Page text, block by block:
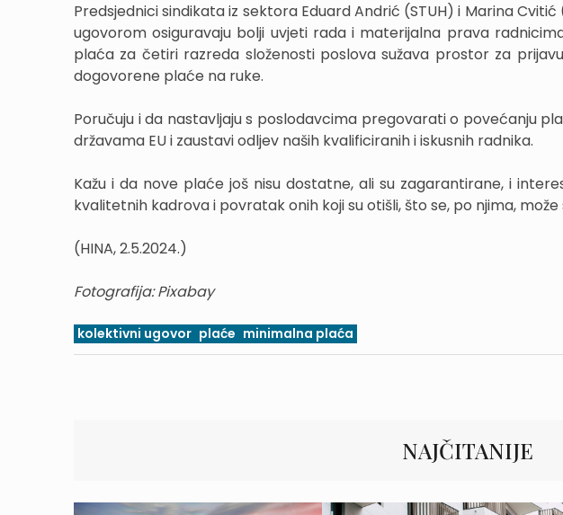
Predsjednici sindikata iz sektora Eduard Andrić (STUH) i Marina
ugovorom osiguravaju bolji uvjeti rada i materijalna prava
plaća za četiri razreda složenosti poslova sužava prostor za
dogovorene plaće na ruke.
Poručuju i da nastavljaju s poslodavcima pregovarati o povećanju
državama EU i zaustavi odljev naših kvalificiranih i iskusnih radnika.
Kažu i da nove plaće još nisu dostatne, ali su zagarantirane, i
kvalitetnih kadrova i povratak onih koji su otišli, što se, po njima,
(HINA, 2.5.2024.)
Fotografija: Pixabay
kolektivni ugovor plaće minimalna plaća
NAJČITANIJE